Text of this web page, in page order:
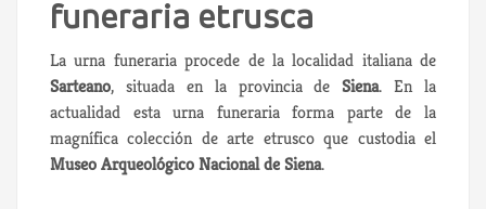
funeraria etrusca
La urna funeraria procede de la localidad italiana de
Sarteano, situada en la provincia deSiena. En la
actualidad esta urna funeraria forma parte de la
magnífica colección de arte etrusco que custodia el
Museo Arqueológico Nacional de Siena.